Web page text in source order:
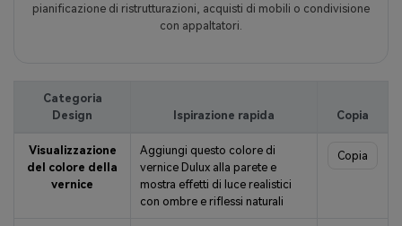
pianificazione di ristrutturazioni, acquisti di mobili o condivisione
con appaltatori.
Categoria
Design
Ispirazione rapida Copia
Visualizzazione
del colore della
vernice
Aggiungi questo colore di
vernice Dulux alla parete e
mostra effetti di luce realistici
con ombre e riflessi naturali
Copia